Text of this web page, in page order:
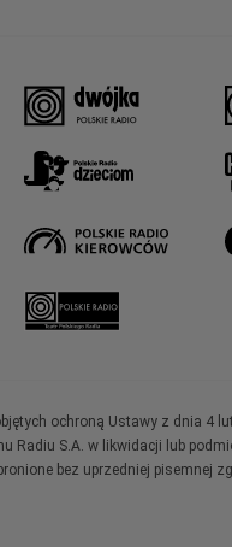
ochroną Ustawy z dnia 4
Radiu S.A. w likwidacji lub
bez uprzedniej pisemnej